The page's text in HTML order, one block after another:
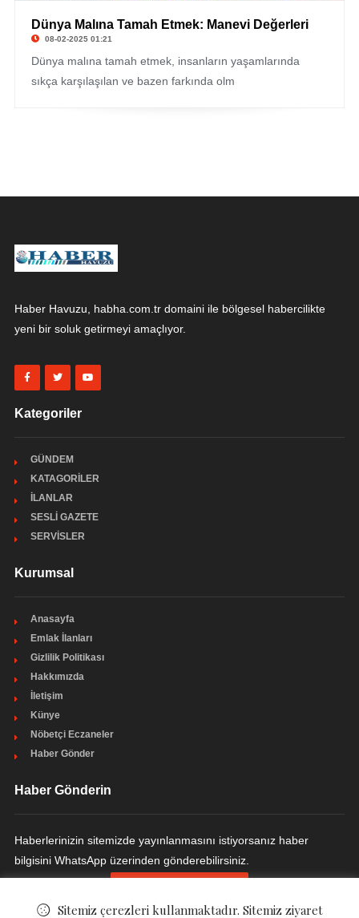
© Bekir Uzel
Dünya Malına Tamah Etmek: Manevi Değerleri
08-02-2025 01:21
Dünya malına tamah etmek, insanların yaşamlarında
sıkça karşılaşılan ve bazen farkında olm
Haber Havuzu, habha.com.tr domaini ile bölgesel habercilikte
yeni bir soluk getirmeyi amaçlıyor.
Kategoriler
GÜNDEM
KATAGORİLER
İLANLAR
SESLİ GAZETE
SERVİSLER
Kurumsal
Anasayfa
Emlak İlanları
Gizlilik Politikası
Hakkımızda
İletişim
Künye
Nöbetçi Eczaneler
Haber Gönder
Haber Gönderin
Haberlerinizin sitemizde yayınlanmasını istiyorsanız haber
bilgisini WhatsApp üzerinden gönderebilirsiniz.
Sitemiz çerezleri kullanmaktadır. Sitemiz ziyaret